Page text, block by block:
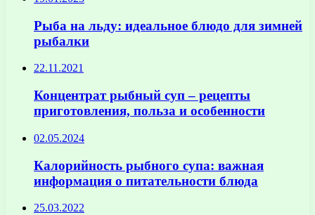
Рыба на льду: идеальное блюдо для зимней
рыбалки
22.11.2021
Концентрат рыбный суп – рецепты
приготовления, польза и особенности
02.05.2024
Калорийность рыбного супа: важная
информация о питательности блюда
25.03.2022